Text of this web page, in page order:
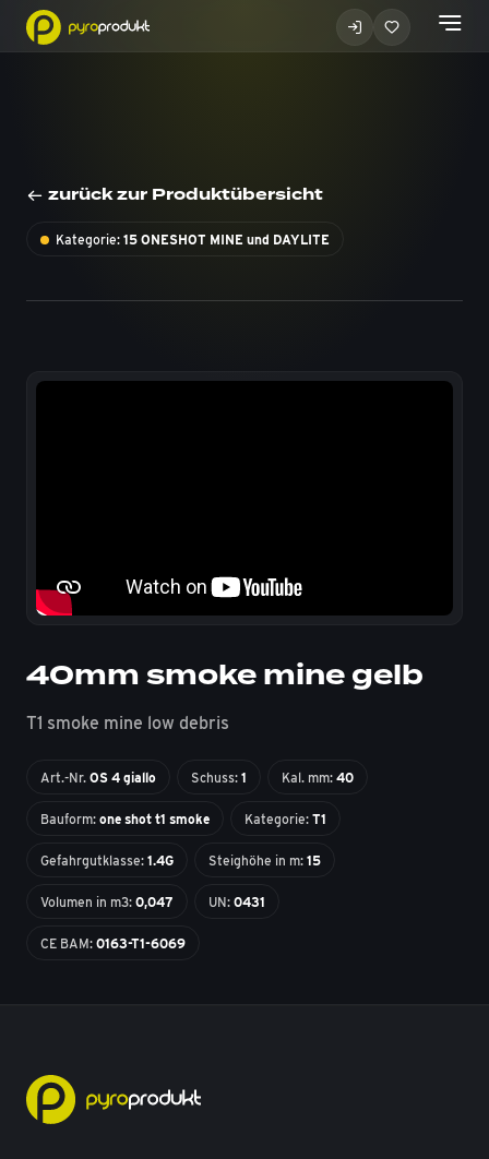
zurück zur Produktübersicht
Kategorie: 15 ONESHOT MINE und DAYLITE
40mm smoke mine gelb
T1 smoke mine low debris
Art.-Nr. OS 4 giallo Schuss: 1 Kal. mm: 40
Bauform: one shot t1 smoke Kategorie: T1
Gefahrgutklasse: 1.4G Steighöhe in m: 15
Volumen in m3: 0,047 UN: 0431
CE BAM: 0163-T1-6069